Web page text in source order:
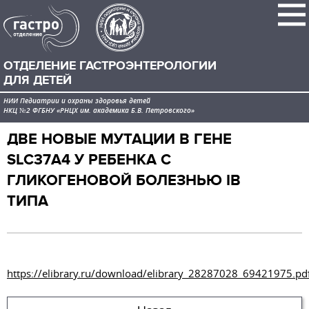
ОТДЕЛЕНИЕ ГАСТРОЭНТЕРОЛОГИИ
ДЛЯ ДЕТЕЙ
НИИ Педиатрии и охраны здоровья детей
НКЦ №2 ФГБНУ «РНЦХ им. академика Б.В. Петровского»
ДВЕ НОВЫЕ МУТАЦИИ В ГЕНЕ
SLC37A4 У РЕБЕНКА С
ГЛИКОГЕНОВОЙ БОЛЕЗНЬЮ IB
ТИПА
https://elibrary.ru/download/